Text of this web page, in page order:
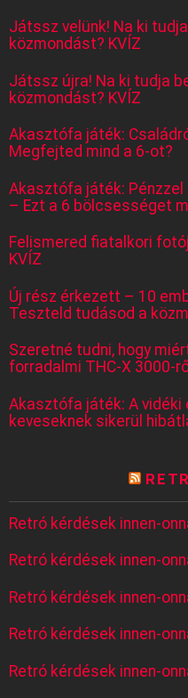
Játssz velünk! Na ki
közmondást? KVÍZ
Játssz újra! Na ki tudja
közmondást? KVÍZ
Akasztófa játék:
Megfejted mind a 6-ot?
Akasztófa játék:
– Ezt a 6 bölcsességet
Felismered fiatalkori
KVÍZ
Új rész érkezett – 10
Teszteld tudásod a
Szeretné tudni, hogy
forradalmi THC-X 3000-
Akasztófa játék: A vidéki
keveseknek sikerül
Retró kérdések innen-
Retró kérdések innen-
Retró kérdések innen-
Retró kérdések innen-
Retró kérdések innen-